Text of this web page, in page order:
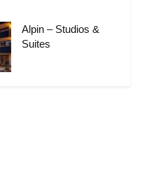
Alpin – Studios &
Suites